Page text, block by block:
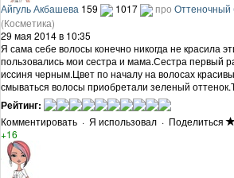
Айгуль Акбашева 159 1017 про Оттеночный
(Косметика)
29 мая 2014 в 10:35
Я сама себе волосы конечно никогда не красила
пользовались мои сестра и мама.Сестра первый
иссиня черным.Цвет по началу на волосах
смываться волосы приобретали зеленый
Рейтинг:
Комментировать · Я использовал · Поделиться
+16